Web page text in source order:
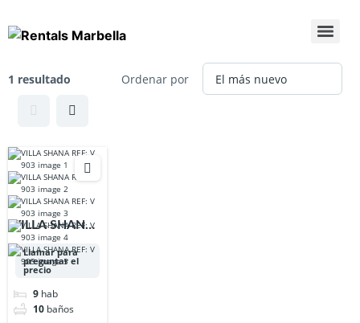
1 resultado Ordenar por
VILLA SHANA
REF: V 903
Llamar para
preguntar el
precio
9 hab
10 baños